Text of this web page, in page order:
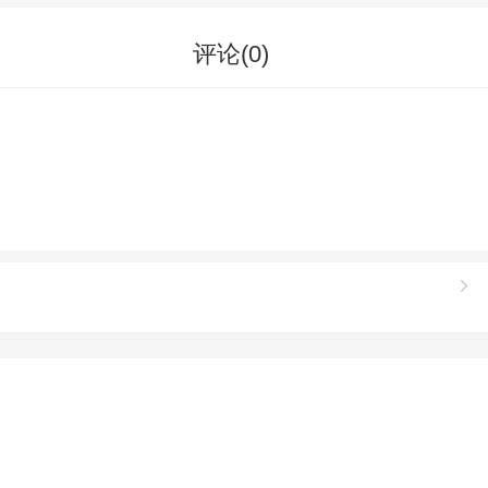
评论(0)